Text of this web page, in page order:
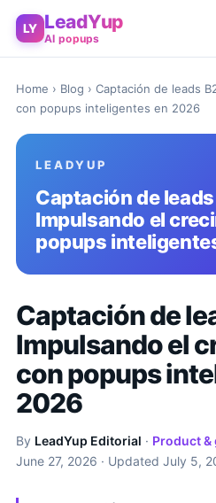
LY LeadYup
AI popups
Home › Blog › Captación de leads
con popups inteligentes en 2026
LEADYUP
Captación de
Impulsando el
popups
Captación de
Impulsando el
con popups
2026
By LeadYup Editorial · Product &
June 27, 2026 · Updated July 5,